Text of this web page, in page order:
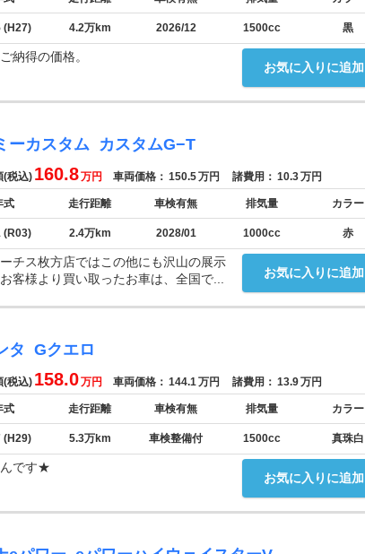
(H27) 4.2万km 2026/12 1500cc 黒
お気に入りに追加
納得の価格。
ーカスタム カスタムG−T
(税込) 160.8万円 車両価格： 150.5万円 諸費用： 10.3万円
式 走行距離 車検有無 排気量 カラー
(R03) 2.4万km 2028/01 1000cc 赤
お気に入りに追加
ス枚方店ではこの他にも沢山の展示
客様より買い取ったお車は、全国で...
タ Gクエロ
(税込) 158.0万円 車両価格： 144.1万円 諸費用： 13.9万円
式 走行距離 車検有無 排気量 カラー
(H29) 5.3万km 車検整備付 1500cc 真珠白
お気に入りに追加
んです★